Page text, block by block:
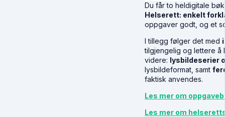
Du får to heldigitale
Helserett: enkelt
oppgaver godt, og et
I tillegg følger det med
tilgjengelig og lettere å
videre: lysbildeserier
lysbildeformat, samt
faktisk anvendes.
Les mer om
Les mer om